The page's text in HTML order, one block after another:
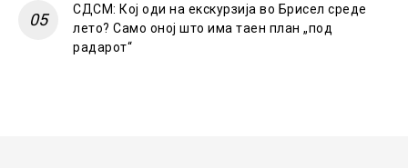
СДСМ: Кој оди на екскурзија во Брисел среде
лето? Само оној што има таен план „под
радарот“